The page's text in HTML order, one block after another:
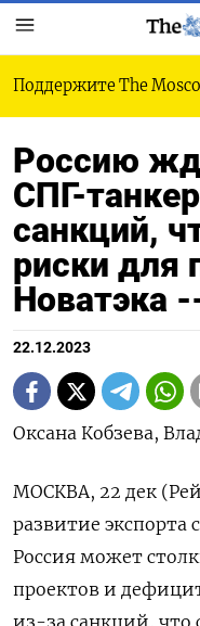
Поддержите The
Россию
СПГ-
санкций,
риски для
Новатэка
22.12.2023
Оксана Кобзева,
МОСКВА, 22 дек
развитие экспорта
Россия может
проектов и
из-за санкций, что